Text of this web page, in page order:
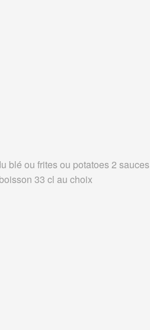
blé ou frites ou potatoes 2 sauces
33 cl au choix